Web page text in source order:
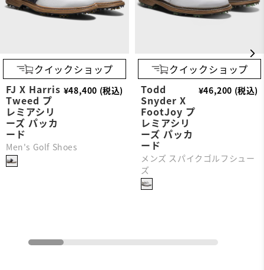
クイックショップ
FJ X Harris
Tweed プ
レミアシリ
ーズ パッカ
ード
Men's Golf Shoes
¥48,400 (税込)
クイックショップ
Todd
Snyder X
FootJoy プ
レミアシリ
ーズ パッカ
ード
メンズ スパイクゴルフシュー
ズ
¥46,200 (税込)